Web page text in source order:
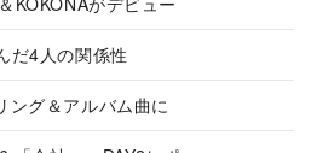
だ4人の関係性
ング＆アルバム曲に